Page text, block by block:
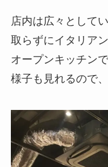
店内は広々として
取らずにイタリア
オープンキッチン
様子も見れるので